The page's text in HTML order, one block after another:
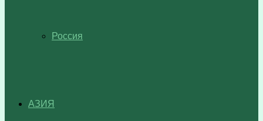
Россия
АЗИЯ